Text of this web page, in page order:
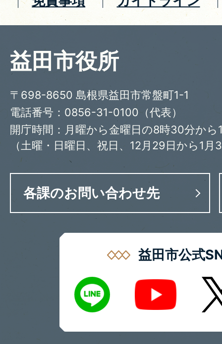
益田市役所
〒698-8650 島根県益田市常盤町1-1
電話番号：0856-31-0100（代表）
開庁時間：月曜から金曜日の8時30分から
（土曜・日曜日、祝日、12月29日から1月
各課のお問い合わせ先
益田市公式
LINE
Youtube X